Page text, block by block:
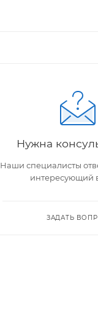
Нужна
Наши специалисты
интересующий
ЗАДАТЬ